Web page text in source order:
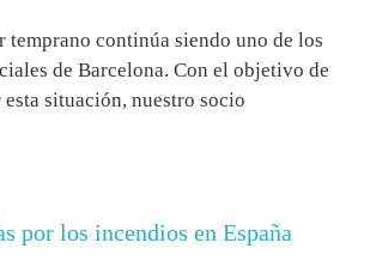
temprano continúa siendo uno de los
de Barcelona. Con el objetivo de
situación, nuestro socio
por los incendios en España